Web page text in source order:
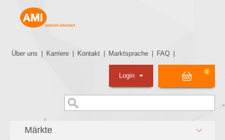
Über uns Karriere Kontakt Marktsprache FAQ
0
Login
Märkte